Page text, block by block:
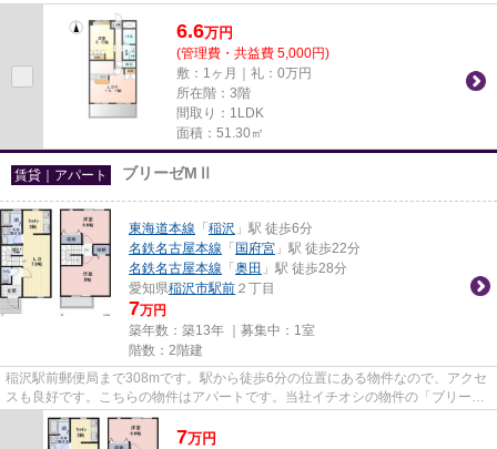
件を探すなら、清須市にあるな...
6.6万円
(管理費・共益費 5,000円)
敷：1ヶ月｜礼：0万円
所在階：3階
間取り：1LDK
面積：51.30㎡
賃貸｜アパート ブリーゼMⅡ
東海道本線 「 稲沢 」駅 徒歩6分
名鉄名古屋本線 「 国府宮 」駅 徒歩22分
名鉄名古屋本線 「 奥田 」駅 徒歩28分
愛知県稲沢市駅前 ２丁目
7万円
築年数：築13年 ｜募集中： 1室
階数：2階建
稲沢駅前郵便局まで308mです。駅から徒歩6分の位置にある物件なので、アクセ
スも良好です。こちらの物件はアパートです。当社イチオシの物件の「ブリーゼ
MⅡ」。ぜひ一度ご覧ください。...
7万円